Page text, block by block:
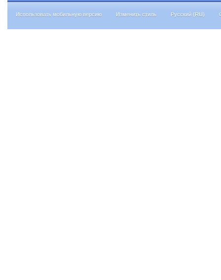
Использовать мобильную версию Изменить стиль Русский (RU)